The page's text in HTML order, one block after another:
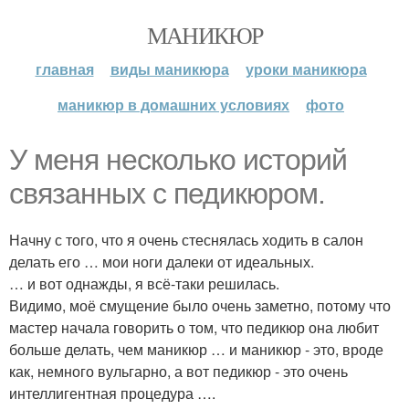
МАНИКЮР
главная виды маникюра
уроки маникюра
маникюр в домашних условиях
фото
У меня несколько историй
связанных с педикюром.
Начну с того, что я очень стеснялась ходить в салон
делать его … мои ноги далеки от идеальных.
… и вот однажды, я всё-таки решилась.
Видимо, моё смущение было очень заметно, потому что
мастер начала говорить о том, что педикюр она любит
больше делать, чем маникюр … и маникюр - это, вроде
как, немного вульгарно, а вот педикюр - это очень
интеллигентная процедура ….